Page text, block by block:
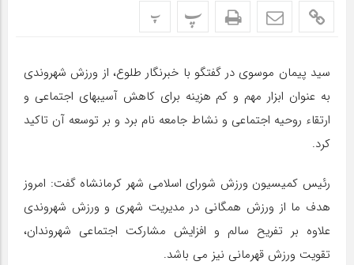
پ پ
سید پیمان موسوی در گفتگو با خبرنگار طلوع، از ورزش شهروندی
به عنوان ابزار مهم و کم هزینه برای کاهش آسیبهای اجتماعی و
ارتقاء روحیه اجتماعی و نشاط جامعه نام برد و بر توسعه آن تاکید
کرد.
رئیس کمیسیون ورزش شورای اسلامی شهر کرمانشاه گفت: امروز
هدف ما از ورزش همگانی در مدیریت شهری و ورزش شهروندی
علاوه بر تفریح سالم و افزایش مشارکت اجتماعی شهروندان،
تقویت ورزش قهرمانی نیز می باشد.